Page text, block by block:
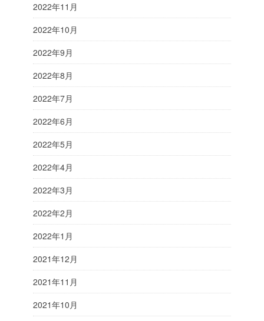
2022年11月
2022年10月
2022年9月
2022年8月
2022年7月
2022年6月
2022年5月
2022年4月
2022年3月
2022年2月
2022年1月
2021年12月
2021年11月
2021年10月